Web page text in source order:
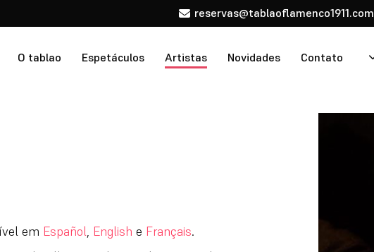
reservas@tablaoflamenco1911.com
O tablao Espetáculos Artistas Novidades Contato
em Español, English e Français.